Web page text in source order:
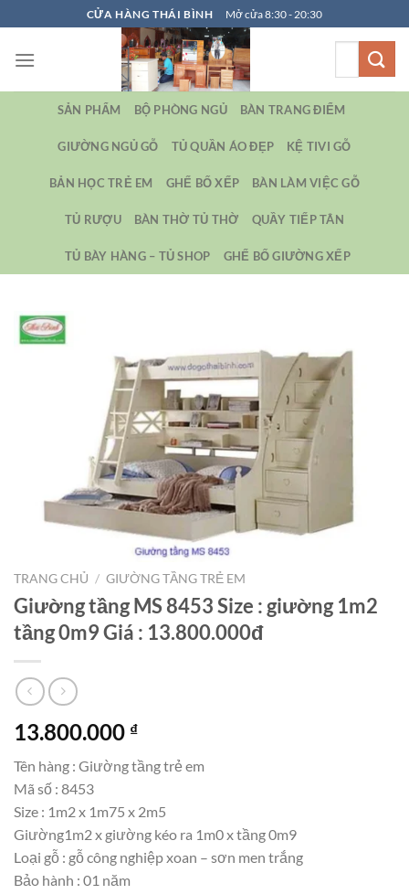
qua
nội
CỬA HÀNG THÁI BÌNH Mở cửa 8:30 - 20:30
SẢN PHẨM BỘ PHÒNG NGỦ BÀN TRANG ĐIỂM
GIƯỜNG NGỦ GỖ TỦ QUẦN ÁO ĐẸP KỆ TIVI GỖ
BẢN HỌC TRẺ EM GHẾ BỐ XẾP BÀN LÀM VIỆC GỖ
TỦ RƯỢU BÀN THỜ TỦ THỜ QUẦY TIẾP TÂN
TỦ BÀY HÀNG – TỦ SHOP GHẾ BỐ GIƯỜNG XẾP
TRANG CHỦ / GIƯỜNG TẦNG TRẺ EM
Giường tầng MS 8453 Size : giường 1m2
tầng 0m9 Giá : 13.800.000đ
13.800.000 ₫
Tên hàng : Giường tầng trẻ em
Mã số : 8453
Size : 1m2 x 1m75 x 2m5
Giường1m2 x giường kéo ra 1m0 x tầng 0m9
Loại gỗ : gỗ công nghiệp xoan – sơn men trắng
Bảo hành : 01 năm